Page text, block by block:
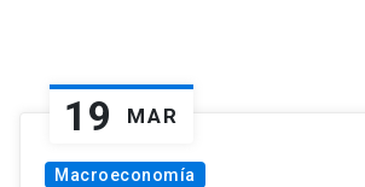
19 MAR
Macroeconomía